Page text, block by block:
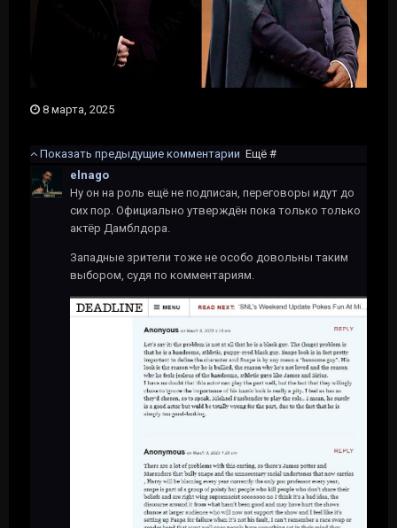
8 марта, 2025
Показать предыдущие комментарии Ещё #
elnago
Ну он на роль ещё не подписан, переговоры идут до
сих пор. Официально утверждён пока только только
актёр Дамблдора.
Западные зрители тоже не особо довольны таким
выбором, судя по комментариям.